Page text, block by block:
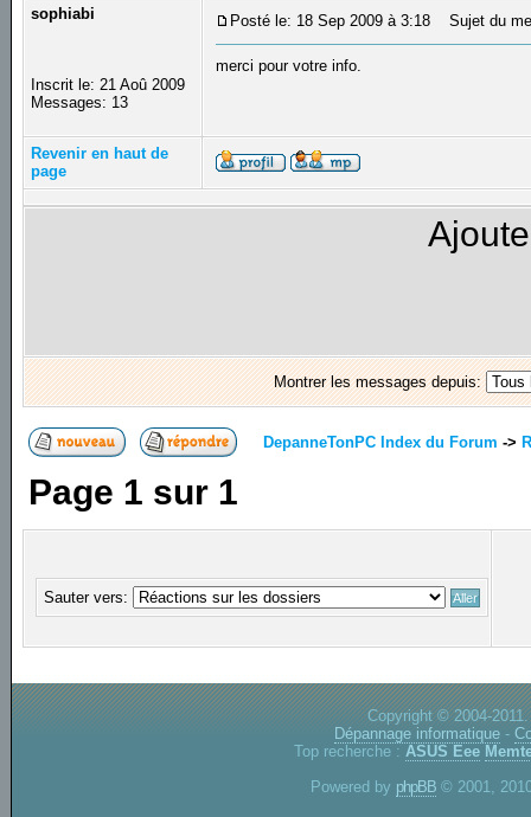
sophiabi
Inscrit le: 21 Aoû 2009
Messages: 13
Posté le: 18 Sep 2009 à 3:18 Sujet du
merci pour votre info.
Revenir en haut de
page
Montrer les messages depuis:
DepanneTonPC Index du Forum ->
Page 1 sur 1
Sauter vers:
Copyright © 2004-
Dépannage informatique -
Top recherche : ASUS Eee
Powered by phpBB © 2001,